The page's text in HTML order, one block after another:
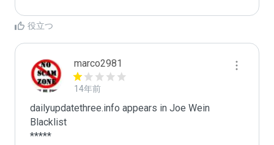
役立つ
marco2981
14年前
dailyupdatethree.info appears in Joe Wein
Blacklist
*****